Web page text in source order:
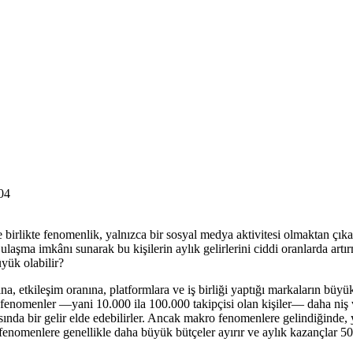
fenomenlik, yalnızca bir sosyal medya aktivitesi olmaktan
imkânı sunarak bu kişilerin aylık gelirlerini ciddi oranlarda
olabilir?
etkileşim oranına, platformlara ve iş birliği yaptığı markaların
—yani 10.000 ila 100.000 takipçisi olan kişiler— daha niş
bir gelir elde edebilirler. Ancak makro fenomenlere
genellikle daha büyük bütçeler ayırır ve aylık kazançlar